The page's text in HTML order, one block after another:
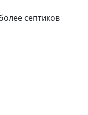
септиков